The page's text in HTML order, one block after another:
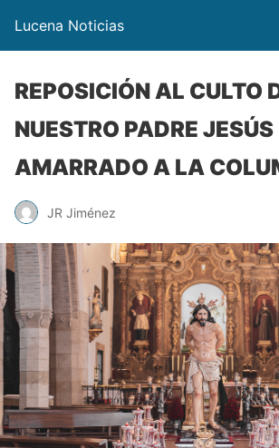
Lucena Noticias
REPOSICIÓN AL CULTO
NUESTRO PADRE JESÚS
AMARRADO A LA
JR Jiménez